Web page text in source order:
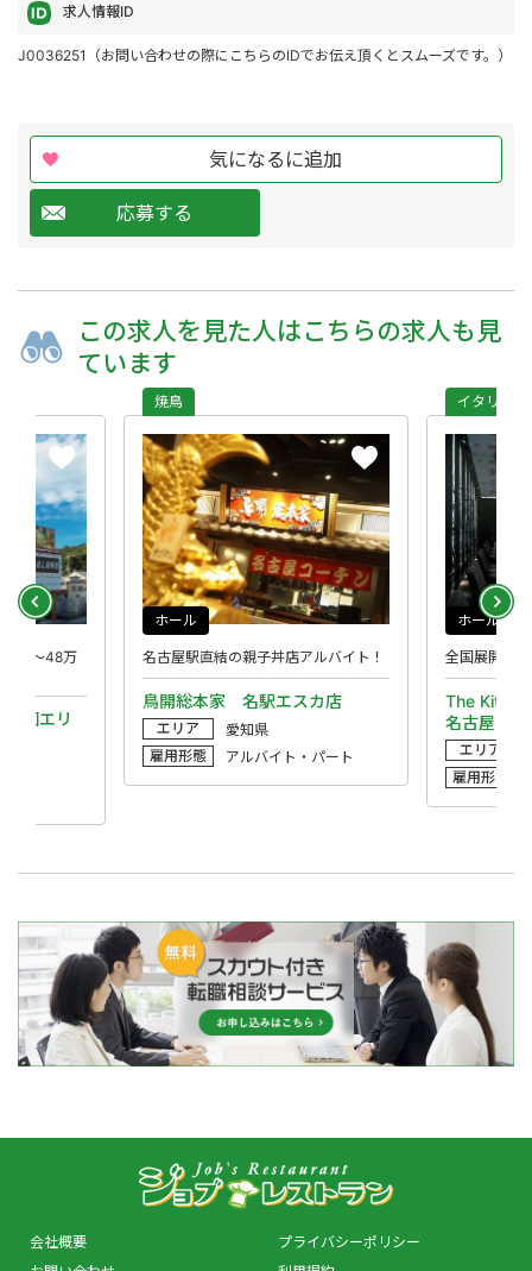
求人情報ID
J0036251（お問い合わせの際にこちらのIDでお伝え頂くとスムーズです。）
気になるに追加
応募する
この求人を 見た人はこちらの求人も 見
ています
知エリ
30～48万
鳥開総本家 名駅エスカ店
名古屋駅直結の親子丼店アルバイト！
焼鳥
ホール
エリア
愛知県
雇用形態
アルバイト・パート
The
名古屋
全国展開す
イタリア
ホール
エリア
雇用形態
会社概要
プライバシーポリシー